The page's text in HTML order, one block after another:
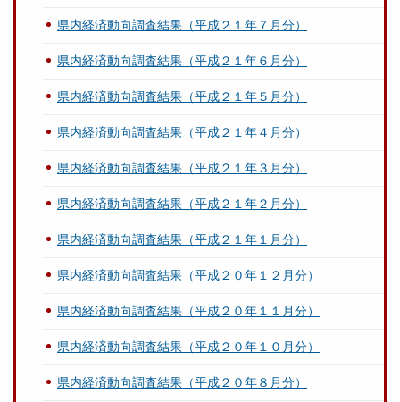
県内経済動向調査結果（平成２１年７月分）
県内経済動向調査結果（平成２１年６月分）
県内経済動向調査結果（平成２１年５月分）
県内経済動向調査結果（平成２１年４月分）
県内経済動向調査結果（平成２１年３月分）
県内経済動向調査結果（平成２１年２月分）
県内経済動向調査結果（平成２１年１月分）
県内経済動向調査結果（平成２０年１２月分）
県内経済動向調査結果（平成２０年１１月分）
県内経済動向調査結果（平成２０年１０月分）
県内経済動向調査結果（平成２０年８月分）